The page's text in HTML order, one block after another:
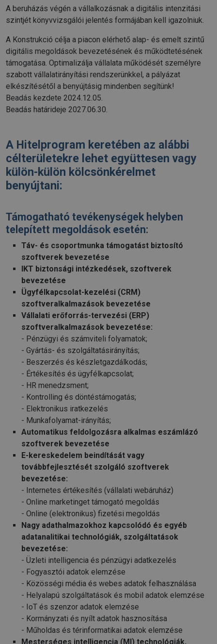
A beruházás végén a vállalkozásnak a digitális intenzitási
szintjét könyvvizsgálói jelentés formájában kell igazolniuk.
A Konstrukció célja a piacon elérhető alap- és emelt szintű
digitális megoldások bevezetésének és működtetésének
támogatása. Optimalizálja vállalata működését személyre
szabott vállalatirányítási rendszerünkkel, a pályázat
elkészítésétől a benyújtásig mindenben segítünk!
Beadás kezdete 2024.12.05.
Beadás határideje 2027.06.30.
A Hitelprogram keretében az alábbi
célterületekre lehet együttesen vagy
külön-külön kölcsönkérelmet
benyújtani:
Támogatható tevékenységek helyben
telepített megoldások esetén:
Táv- és csoportmunka támogatást biztosító
szoftverek bevezetése
IKT biztonsági intézkedések, szoftverek
bevezetése
Ügyfélkapcsolat-kezelési (CRM)
szoftveralkalmazások bevezetése
Vállalati erőforrás-tervezési (ERP)
szoftveralkalmazások bevezetése:
- Pénzügyi és számviteli folyamatok;
- Gyártás- és szolgáltatásirányítás;
- Beszerzés és készletgazdálkodás;
- Értékesítés és ügyfélkapcsolat;
- HR menedzsment;
- Kontrolling és döntéstámogatás;
- Elektronikus iratkezelés
- Munkafolyamat-irányítás;
Automatikus feldolgozásra alkalmas eszámlázó
szoftverek bevezetése
E-kereskedelem beindítását vagy
továbbfejlesztését szolgáló szoftverek
bevezetése:
- Internetes értékesítés (vállalati webáruház)
- Online marketinget támogató megoldás
- Online (elektronikus) fizetési megoldás
Nagy adathalmazokhoz kapcsolódó és egyéb
adatanalitikai technológiák, szolgáltatások
bevezetése:
- Üzleti intelligencia és pénzügyi adatkezelés
- Fogyasztói adatok elemzése
- Közösségi média és webes adatok felhasználása
- Helyalapú szolgáltatások és mobil adatok elemzése
- IoT és szenzor adatok elemzése
- Kormányzati és nyílt adatok hasznosítása
- Műholdas és térinformatikai adatok elemzése
Mesterséges intelligencia (MI) technológiák,